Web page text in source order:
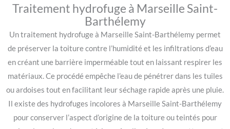
Traitement hydrofuge à Marseille Saint-
Barthélemy
Un traitement hydrofuge à Marseille Saint-Barthélemy permet
de préserver la toiture contre l’humidité et les infiltrations d’eau
en créant une barrière imperméable tout en laissant respirer les
matériaux. Ce procédé empêche l’eau de pénétrer dans les tuiles
ou ardoises tout en facilitant leur séchage rapide après une pluie.
Il existe des hydrofuges incolores à Marseille Saint-Barthélemy
pour conserver l’aspect d’origine de la toiture ou teintés pour